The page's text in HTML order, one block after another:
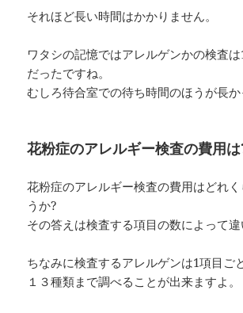
それほど長い時間はかかりません。
ワタシの記憶ではアレルゲンかの検査
だったですね。
むしろ待合室での待ち時間のほうが長
花粉症のアレルギー検査の費用
花粉症のアレルギー検査の費用はどれく
うか?
その答えは検査する項目の数によって
ちなみに検査するアレルゲンは1項目ご
１３種類まで調べることが出来ますよ。